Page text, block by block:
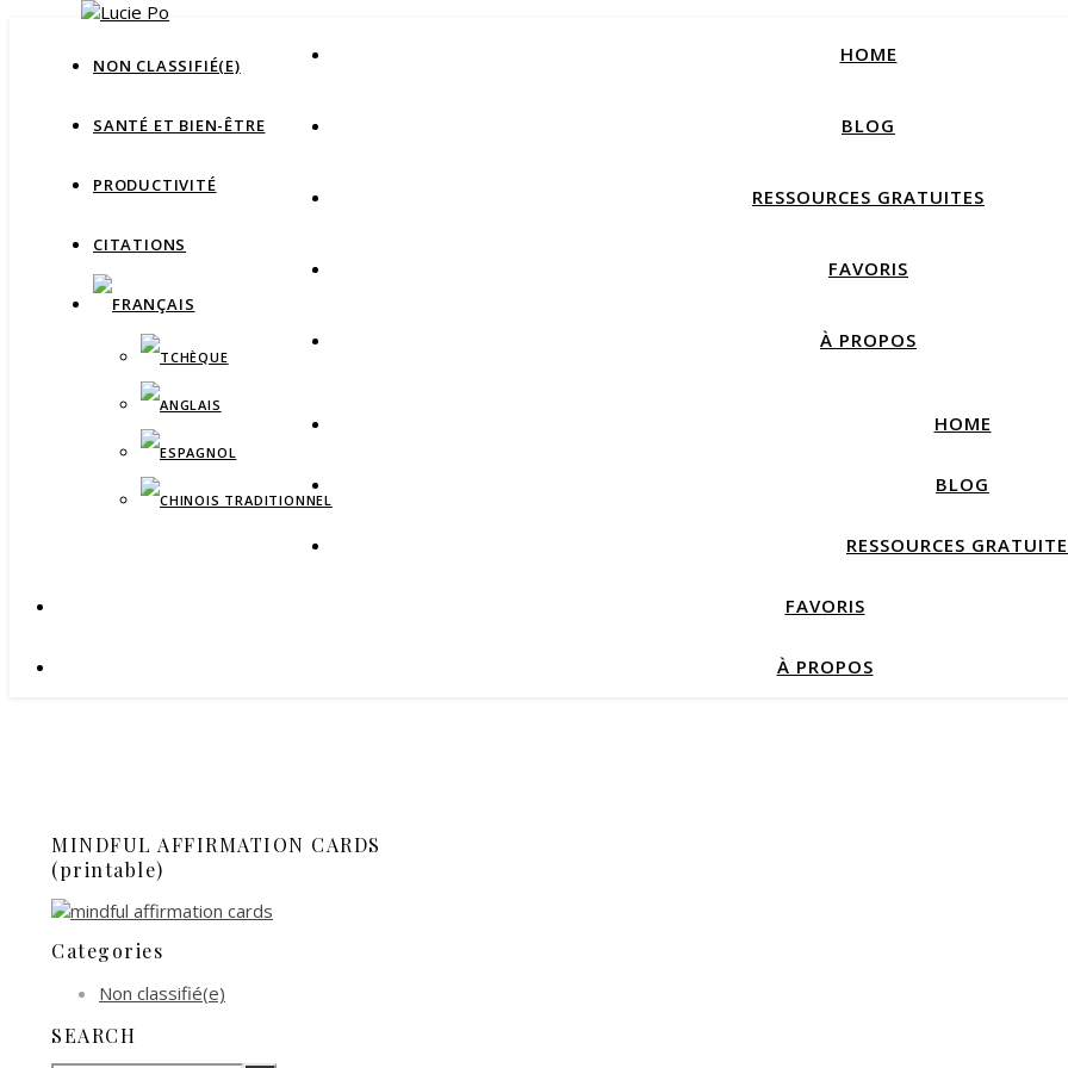
NON CLASSIFIÉ(E)
SANTÉ ET BIEN-ÊTRE
PRODUCTIVITÉ
CITATIONS
HOME
BLOG
RESSOURCES GRATUITES
FAVORIS
À PROPOS
HOME
BLOG
RESSOURCES
FAVORIS
À PROPOS
MINDFUL AFFIRMATION CARDS
(printable)
Categories
Non classifié(e)
SEARCH